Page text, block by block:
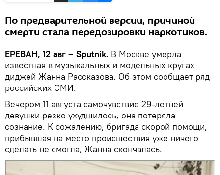
По предварительной версии, причиной
смерти стала передозировки наркотиков.
ЕРЕВАН, 12 авг – Sputnik. В Москве умерла
известная в музыкальных и модельных кругах
диджей Жанна Рассказова. Об этом сообщает ряд
российских СМИ.
Вечером 11 августа самочувствие 29-летней
девушки резко ухудшилось, она потеряла
сознание. К сожалению, бригада скорой помощи,
прибывшая на место происшествия уже ничего
сделать не смогла, Жанна скончалась.